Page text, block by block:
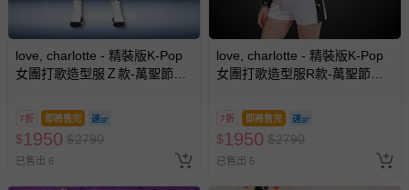
love, charlotte - 精裝版K-Pop
女團打歌造型服Ｚ款-萬聖節變
＋腰帶++肩片x2 (不含假髮+鞋
7折 即將售完
$1950 $2790
已售出 6
love, charlotte - 精裝版K-Pop
女團打歌造型服R款-萬聖節變
腰墜飾+肩片+肩掛飾 (不含假髮
+鞋子)
7折 即將售完
$1950 $2790
已售出 5